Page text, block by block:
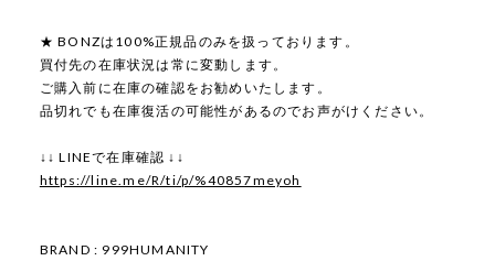
★ BONZは100%正規品のみを扱っております。
買付先の在庫状況は常に変動します。
ご購入前に在庫の確認をお勧めいたします。
品切れでも在庫復活の可能性があるのでお声がけください。
↓↓ LINEで在庫確認 ↓↓
https://line.me/R/ti/p/%40857meyoh
BRAND : 999HUMANITY